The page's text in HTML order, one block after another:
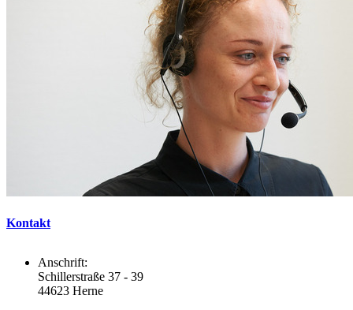
Kontakt
Anschrift:
Schillerstraße 37 - 39
44623 Herne